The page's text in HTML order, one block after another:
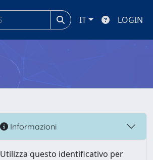
IT LOGIN
Informazioni
Utilizza questo identificativo per